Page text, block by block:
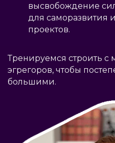
высвобождение
для саморазвития
проектов.
Тренируемся строить с
эгрегоров, чтобы
большими.